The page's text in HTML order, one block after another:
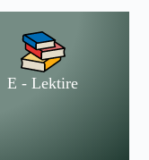
E - Lektire